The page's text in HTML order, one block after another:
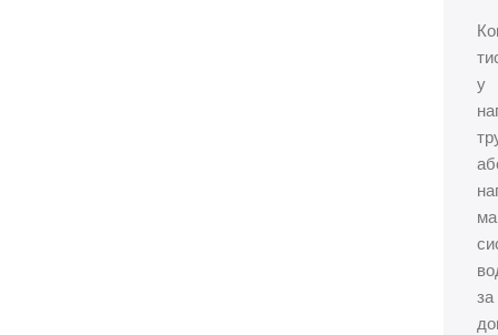
у
за